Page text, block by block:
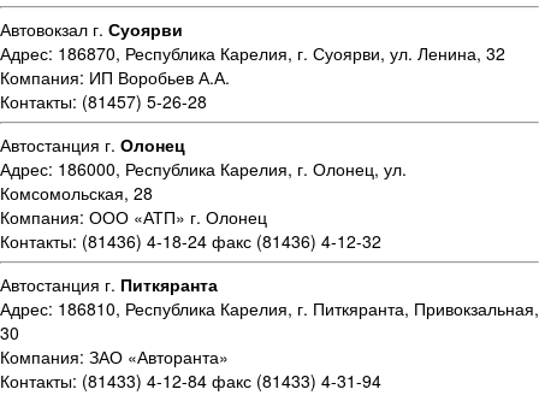
Автовокзал г. Суоярви
Адрес: 186870, Республика Карелия, г. Суоярви, ул. Ленина, 32
Компания: ИП Воробьев А.А.
Контакты: (81457) 5-26-28
Автостанция г. Олонец
Адрес: 186000, Республика Карелия, г. Олонец, ул.
Комсомольская, 28
Компания: ООО «АТП» г. Олонец
Контакты: (81436) 4-18-24 факс (81436) 4-12-32
Автостанция г. Питкяранта
Адрес: 186810, Республика Карелия, г. Питкяранта, Привокзальная,
30
Компания: ЗАО «Авторанта»
Контакты: (81433) 4-12-84 факс (81433) 4-31-94